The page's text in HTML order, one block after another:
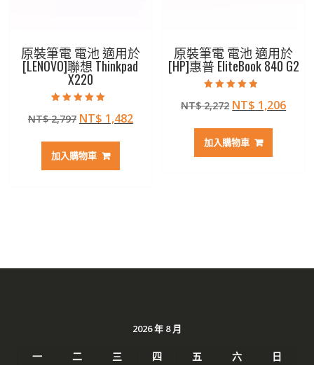
原裝筆電 電池 適用於
[LENOVO]聯想 Thinkpad
X220
5.00
滿分 5
NT$2,797 原
價
格：
NT$ 1,482目
加入購物車
原裝筆電 電池 適用於
[HP]惠普 EliteBook 840 G2
4.50
滿分 5
NT$2,272 原
價
格：
NT$ 1,206目
加入購物車
2026 年 8 月
一 二 三 四 五 六
日